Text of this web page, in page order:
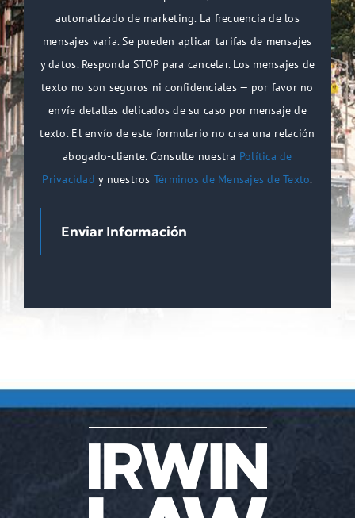
automatizado de marketing. La frecuencia de los
mensajes varía. Se pueden aplicar tarifas de mensajes
y datos. Responda STOP para cancelar. Los mensajes de
texto no son seguros ni confidenciales — por favor no
envíe detalles delicados de su caso por mensaje de
texto. El envío de este formulario no crea una relación
abogado-cliente. Consulte nuestra Política de
Privacidad y nuestros Términos de Mensajes de Texto.
Enviar Información